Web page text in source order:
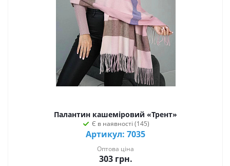
Палантин кашеміровий «Трент»
Є в наявності (145)
Артикул: 7035
Оптова ціна
303грн.